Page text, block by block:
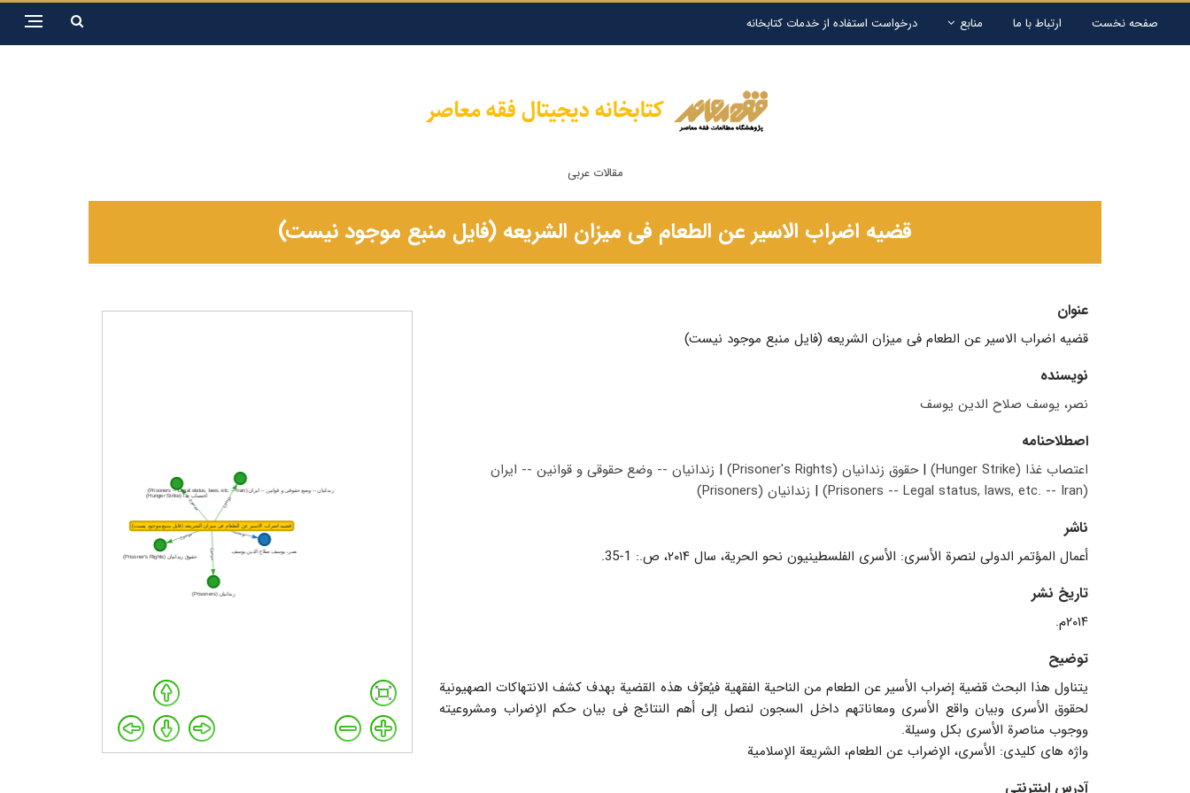
صفحه نخست ارتباط با ما منابع درخواست استفاده از خدمات کتابخانه
مقالات عربی
قضیه اضراب الاسیر عن الطعام فی میزان الشریعه (فایل منبع موجود نیست)
عنوان
قضیه اضراب الاسیر عن الطعام فی میزان الشریعه (فایل منبع موجود نیست)
نویسنده
نصر، یوسف صلاح الدین یوسف
اصطلاحنامه
اعتصاب غذا (Hunger Strike) |حقوق زندانیان (Prisoner's Rights) | زندانیان -- وضع حقوقی و قوانین -- ایران
(Prisoners -- Legal status, laws, etc. -- Iran)
| زندانیان (‏‫‭(Prisoners
ناشر
أعمال المؤتمر الدولی لنصرة الأسری: الأسری الفلسطینیون نحو الحریة، سال ۲۰۱۴، ص.: 1-35.
تاریخ نشر
۲۰۱۴م.
توضیح
یتناول هذا البحث قضیة إضراب الأسیر عن الطعام من الناحیة الفقهیة فیُعرِّف هذه القضیة بهدف کشف الانتهاکات الصهیونیة
لحقوق الأسرى وبیان واقع الأسرى ومعاناتهم داخل السجون لنصل إلى أهم النتائج فی بیان حکم الإضراب ومشروعیته
ووجوب مناصرة الأسرى بکل وسیلة.
واژه های کلیدی: الأسرى، الإضراب عن الطعام، الشریعة الإسلامیة
آدرس اینترنتی